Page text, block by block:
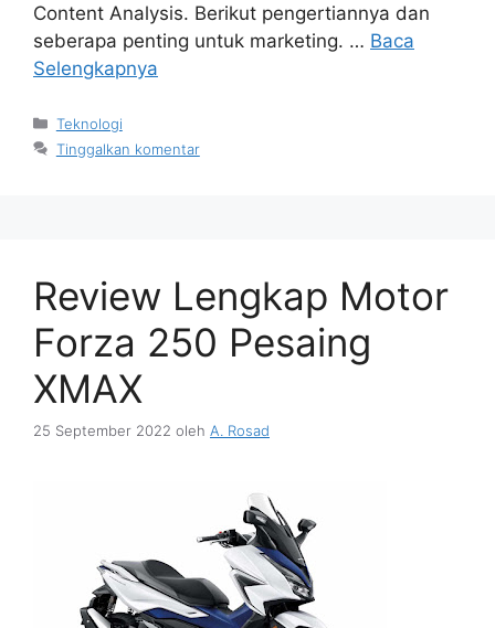
Content Analysis. Berikut pengertiannya dan
seberapa penting untuk marketing. … Baca
Selengkapnya
Kategori
Teknologi
Tinggalkan komentar
Review Lengkap Motor
Forza 250 Pesaing
XMAX
25 September 2022 oleh A. Rosad